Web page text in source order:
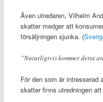
Även utredaren, Vilhelm
skatter medger att
försäljningen sjunka. (
”Naturligtvis kommer detta
För den som är intresserad
skatter finns utredningen